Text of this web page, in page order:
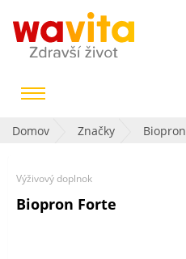
Domov Značky Biopron
Výživový doplnok
Biopron Forte